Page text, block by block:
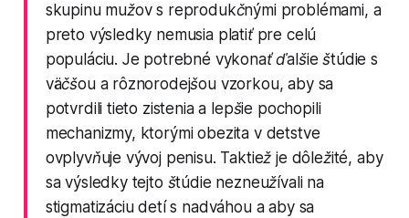
skupinu mužov s reprodukčnými problémami, a
preto výsledky nemusia platiť pre celú
populáciu. Je potrebné vykonať ďalšie štúdie s
väčšou a rôznorodejšou vzorkou, aby sa
potvrdili tieto zistenia a lepšie pochopili
mechanizmy, ktorými obezita v detstve
ovplyvňuje vývoj penisu. Taktiež je dôležité, aby
sa výsledky tejto štúdie nezneužívali na
stigmatizáciu detí s nadváhou a aby sa